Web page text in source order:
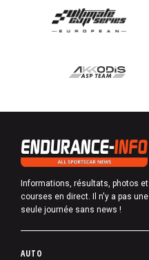
Informations, résultats, photos et
courses en direct. Il n'y a pas une
seule journée sans news !
P
AUTO